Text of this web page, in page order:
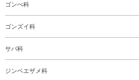
ゴンべ科
ゴンズイ科
サバ科
ジンベエザメ科